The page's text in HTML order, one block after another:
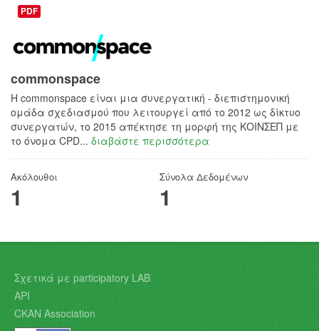
PDF
commonspace
H commonspace είναι μια συνεργατική - διεπιστημονική
ομάδα σχεδιασμού που λειτουργεί από το 2012 ως δίκτυο
συνεργατών, το 2015 απέκτησε τη μορφή της ΚΟΙΝΣΕΠ με
το όνομα CPD... διαβάστε περισσότερα
Ακόλουθοι
1
Σύνολα Δεδομένων
1
Σχετικά με participatory LAB
API
CKAN Association